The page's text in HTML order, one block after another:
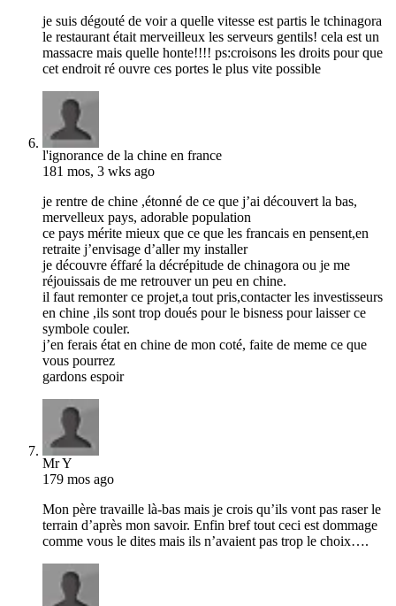
je suis dégouté de voir a quelle vitesse est partis le tchinagora
le restaurant était merveilleux les serveurs gentils! cela est un
massacre mais quelle honte!!!! ps:croisons les droits pour que
cet endroit ré ouvre ces portes le plus vite possible
l'ignorance de la chine en france
181 mos, 3 wks ago
je rentre de chine ,étonné de ce que j’ai découvert la bas,
mervelleux pays, adorable population
ce pays mérite mieux que ce que les francais en pensent,en
retraite j’envisage d’aller my installer
je découvre éffaré la décrépitude de chinagora ou je me
réjouissais de me retrouver un peu en chine.
il faut remonter ce projet,a tout pris,contacter les investisseurs
en chine ,ils sont trop doués pour le bisness pour laisser ce
symbole couler.
j’en ferais état en chine de mon coté, faite de meme ce que
vous pourrez
gardons espoir
Mr Y
179 mos ago
Mon père travaille là-bas mais je crois qu’ils vont pas raser le
terrain d’après mon savoir. Enfin bref tout ceci est dommage
comme vous le dites mais ils n’avaient pas trop le choix….